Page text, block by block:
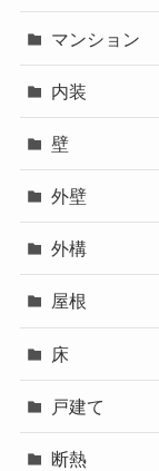
マンション
内装
壁
外壁
外構
屋根
床
戸建て
断熱